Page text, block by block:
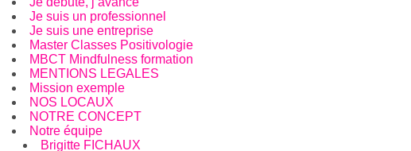
Je suis un professionnel
Je suis une entreprise
Master Classes Positivologie
MBCT Mindfulness formation
MENTIONS LEGALES
Mission exemple
NOS LOCAUX
NOTRE CONCEPT
Notre équipe
Brigitte FICHAUX